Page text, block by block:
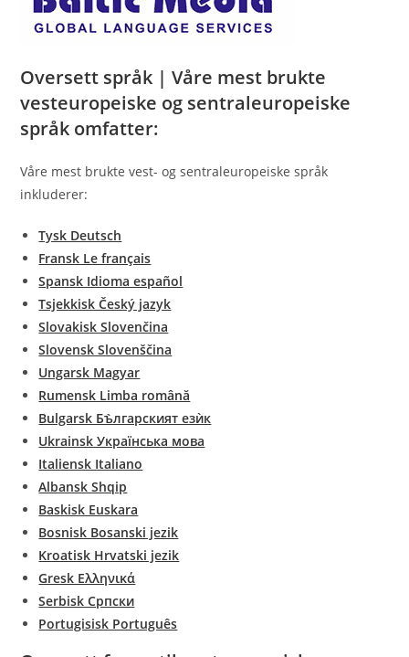
Oversett språk | Våre mest brukte
vesteuropeiske og sentraleuropeiske
språk omfatter:
Våre mest brukte vest- og sentraleuropeiske språk
inkluderer:
Tysk Deutsch
Fransk Le français
Spansk Idioma español
Tsjekkisk Český jazyk
Slovakisk Slovenčina
Slovensk Slovenščina
Ungarsk Magyar
Rumensk Limba română
Bulgarsk Бъ̀лгарският езѝк
Ukrainsk Українська мова
Italiensk Italiano
Albansk Shqip
Baskisk Euskara
Bosnisk Bosanski jezik
Kroatisk Hrvatski jezik
Gresk Ελληνικά
Serbisk Српски
Portugisisk Português